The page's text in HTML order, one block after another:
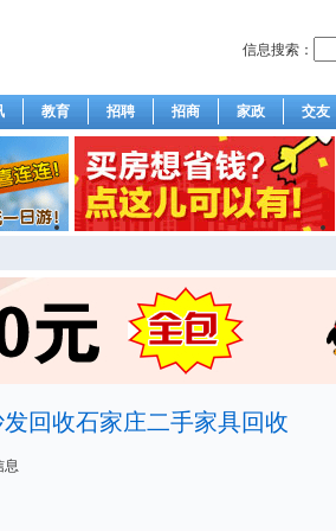
信息搜索：
教育 招聘 招商 家政 交友
回收石家庄二手家具回收
息